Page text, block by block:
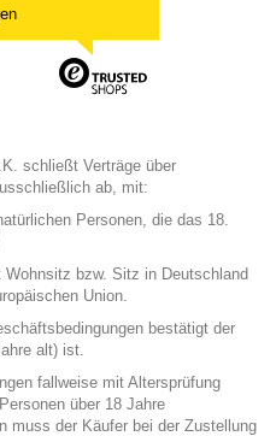
schließt Verträge über
ab, mit:
Personen, die das 18.
bzw. Sitz in Deutschland
Union.
bestätigt der
alt) ist.
fallweise mit Altersprüfung
über 18 Jahre
muss der Käufer bei der Zustellung